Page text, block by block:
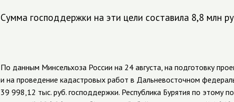
Сумма господдержки на эти цели составила 8,8 млн
По данным Минсельхоза России на 24 августа, на подготовку
и на проведение кадастровых работ в Дальневосточном
39 998,12 тыс. руб. господдержки. Республика Бурятия по этому